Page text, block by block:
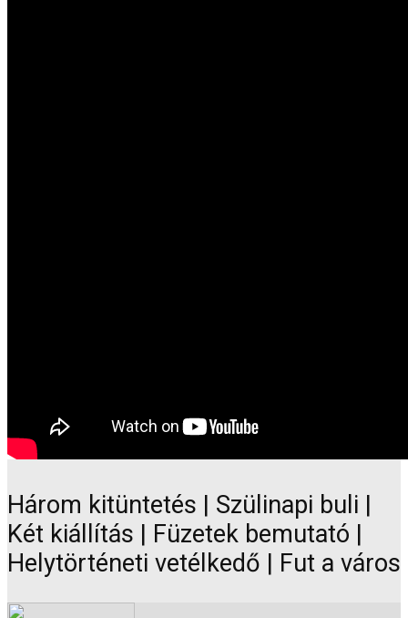
Három kitüntetés | Szülinapi buli |
Két kiállítás | Füzetek bemutató |
Helytörténeti vetélkedő | Fut a város